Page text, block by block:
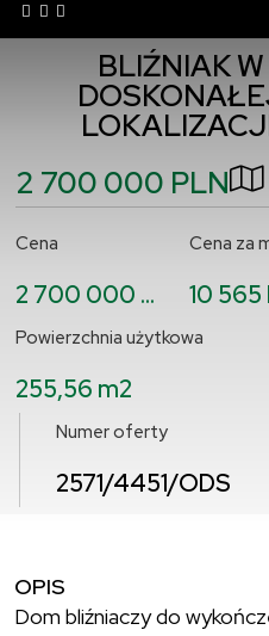
BLIŹNIAK W
2 700 000 PLN
Cena
2 700 000 PLN
Cena za
10 565
Powierzchnia użytkowa
255,56 m2
Numer oferty
2571/4451/ODS
OPIS
Dom bliźniaczy do